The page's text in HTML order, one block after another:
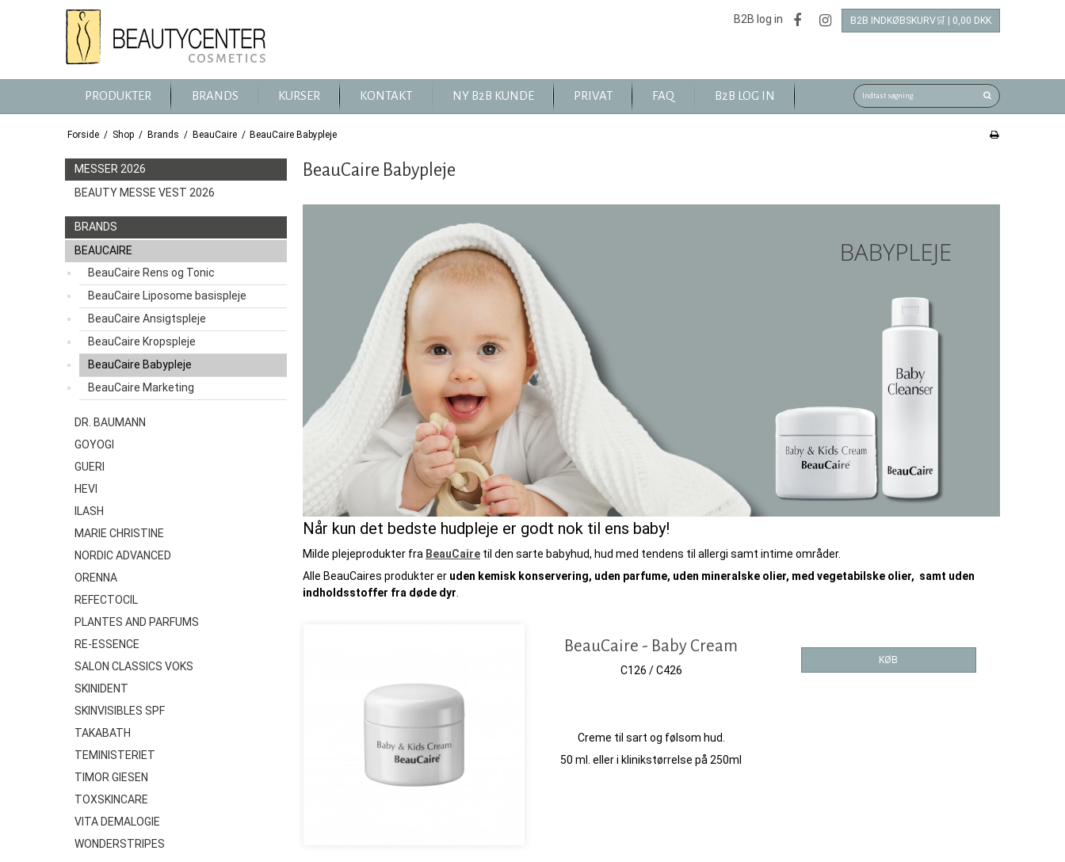
B2B log in B2B INDKØBSKURV🛒 | 0,00 DKK
PRODUKTER BRANDS KURSER KONTAKT NY B2B KUNDE PRIVAT FAQ B2B LOG IN
Forside / Shop / Brands / BeauCaire / BeauCaire Babypleje
MESSER 2026
BEAUTY MESSE VEST 2026
BRANDS
BEAUCAIRE
BeauCaire Rens og Tonic
BeauCaire Liposome basispleje
BeauCaire Ansigtspleje
BeauCaire Kropspleje
BeauCaire Babypleje
BeauCaire Marketing
DR. BAUMANN
GOYOGI
GUERI
HEVI
ILASH
MARIE CHRISTINE
NORDIC ADVANCED
ORENNA
REFECTOCIL
PLANTES AND PARFUMS
RE-ESSENCE
SALON CLASSICS VOKS
SKINIDENT
SKINVISIBLES SPF
TAKABATH
TEMINISTERIET
TIMOR GIESEN
TOXSKINCARE
VITA DEMALOGIE
WONDERSTRIPES
BeauCaire Babypleje
Når kun det bedste hudpleje er godt nok til ens baby!
Milde plejeprodukter fra BeauCaire til den sarte babyhud, hud med tendens til allergi samt intime områder.
Alle BeauCaires produkter er uden kemisk konservering, uden parfume, uden mineralske olier, med vegetabilske olier, samt uden
indholdsstoffer fra døde dyr
BeauCaire - Baby Cream
C126 / C426
Creme til sart og følsom hud.
50 ml. eller i klinikstørrelse på 250ml
KØB